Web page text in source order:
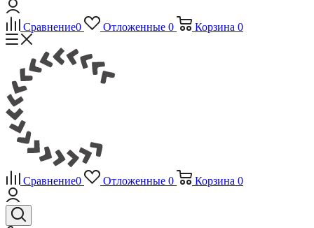
Сравнение0 Отложенные 0 Корзина 0
Сравнение0 Отложенные 0 Корзина 0